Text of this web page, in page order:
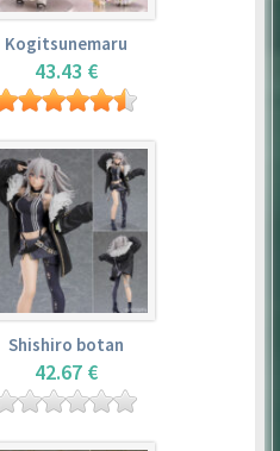
Kogitsunemaru
43.43 €
Shishiro botan
42.67 €